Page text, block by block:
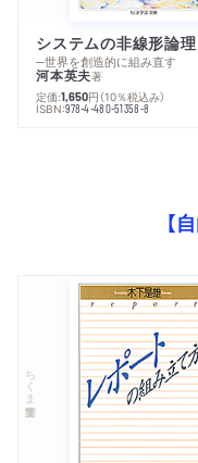
システムの非線形論理
─世界を創造的に組み直す
河本英夫著
定価:1,650円 （10％税込み）
ISBN:978-4-480-51358-8
【
ちくま学芸文庫